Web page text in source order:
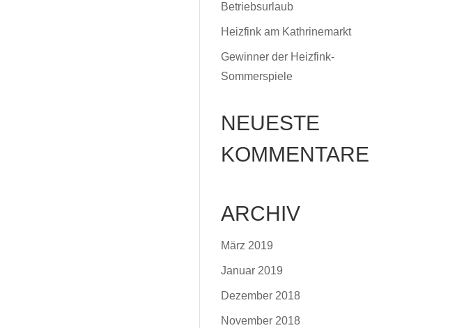
Betriebsurlaub
Heizfink am Kathrinemarkt
Gewinner der Heizfink-
Sommerspiele
NEUESTE
KOMMENTARE
ARCHIV
März 2019
Januar 2019
Dezember 2018
November 2018